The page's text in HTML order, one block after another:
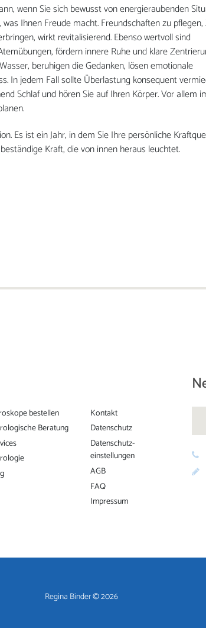
wenn Sie sich bewusst von energieraubenden
Ihnen Freude macht. Freundschaften zu
wirkt revitalisierend. Ebenso wertvoll sind
fördern innere Ruhe und klare
beruhigen die Gedanken, lösen emotionale
In jedem Fall sollte Überlastung konsequent
Schlaf und hören Sie auf Ihren Körper. Vor allem
Es ist ein Jahr, in dem Sie Ihre persönliche
Kraft, die von innen heraus leuchtet.
bestellen
Beratung
Kontakt
Datenschutz
Datenschutz­
einstellungen
AGB
FAQ
Impressum
Regina Binder © 2026